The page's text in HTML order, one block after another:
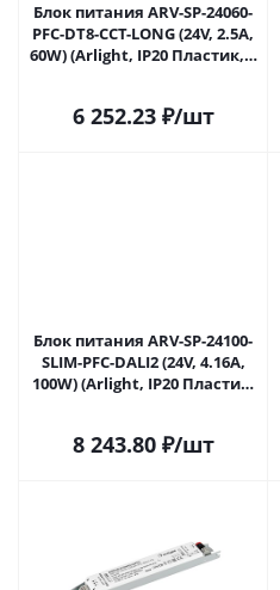
Блок питания ARV-SP-24060-
PFC-DT8-CCT-LONG (24V, 2.5A,
60W) (Arlight, IP20 Пластик, 5
6 252.23₽/шт
Блок питания ARV-SP-24100-
SLIM-PFC-DALI2 (24V, 4.16A,
100W) (Arlight, IP20 Пластик,
8 243.80₽/шт